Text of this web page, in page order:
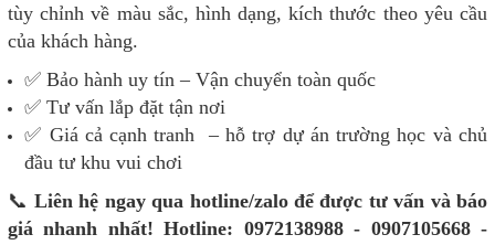
tùy chỉnh về màu sắc, hình dạng, kích thước theo yêu cầu
của khách hàng.
✅ Bảo hành uy tín – Vận chuyển toàn quốc
✅ Tư vấn lắp đặt tận nơi
✅ Giá cả cạnh tranh – hỗ trợ dự án trường học và chủ
đầu tư khu vui chơi
📞 Liên hệ ngay qua hotline/zalo để được tư vấn và báo
giá nhanh nhất!Hotline: 0972138988 - 0907105668 -